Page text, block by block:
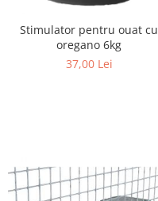
Stimulator pentru ouat cu
oregano 6kg
37,00 Lei